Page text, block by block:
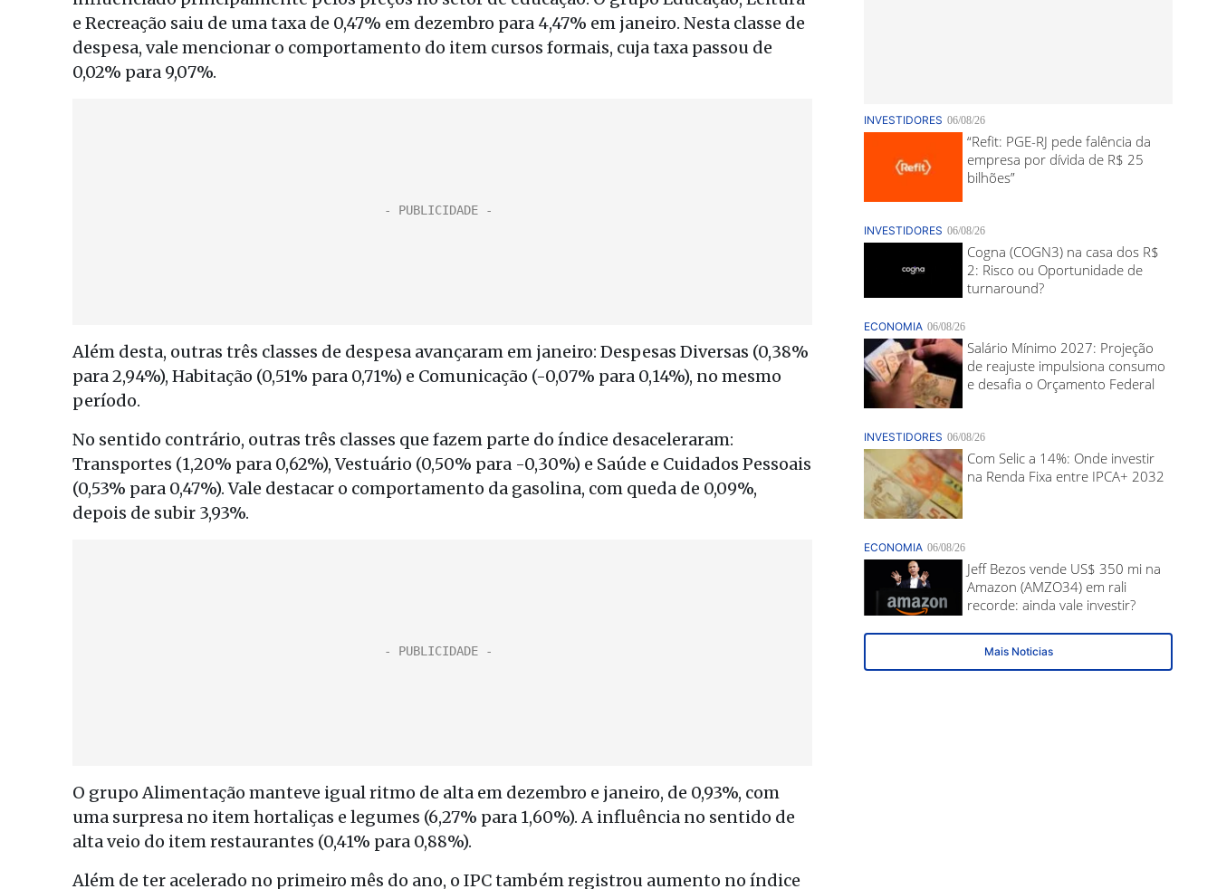
e Recreação saiu de uma taxa de 0,47% em dezembro para 4,47% em janeiro. Nesta classe de
despesa, vale mencionar o comportamento do item cursos formais, cuja taxa passou de
0,02% para 9,07%.
Além desta, outras três classes de despesa avançaram em janeiro: Despesas Diversas (0,38%
para 2,94%), Habitação (0,51% para 0,71%) e Comunicação (-0,07% para 0,14%), no mesmo
período.
No sentido contrário, outras três classes que fazem parte do índice desaceleraram:
Transportes (1,20% para 0,62%), Vestuário (0,50% para -0,30%) e Saúde e Cuidados Pessoais
(0,53% para 0,47%). Vale destacar o comportamento da gasolina, com queda de 0,09%,
depois de subir 3,93%.
O grupo Alimentação manteve igual ritmo de alta em dezembro e janeiro, de 0,93%, com
uma surpresa no item hortaliças e legumes (6,27% para 1,60%). A influência no sentido de
alta veio do item restaurantes (0,41% para 0,88%).
Além de ter acelerado no primeiro mês do ano, o IPC também registrou aumento no índice